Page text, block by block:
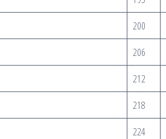
200
206
212
218
224